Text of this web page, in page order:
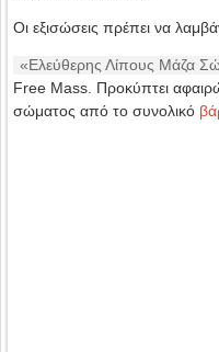
Οι εξισώσεις πρέπει να
«Ελεύθερης Λίπους Μάζα
Free Mass. Προκύπτει
σώματος από το συνολικό